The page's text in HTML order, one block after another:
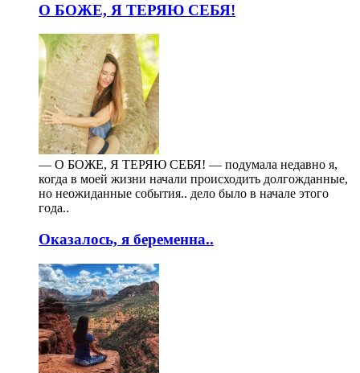
О БОЖЕ, Я ТЕРЯЮ СЕБЯ!
— О БОЖЕ, Я ТЕРЯЮ СЕБЯ! — подумала недавно я,
когда в моей жизни начали происходить долгожданные,
но неожиданные события.. дело было в начале этого
года..
Оказалось, я беременна..